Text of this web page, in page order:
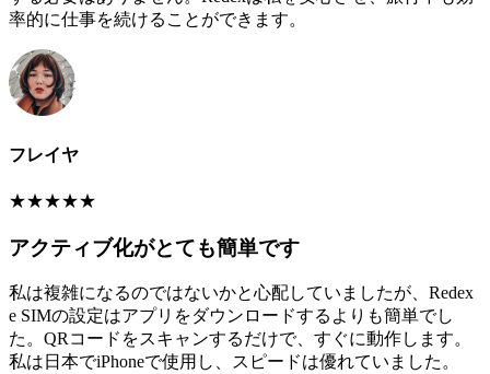
率的に仕事を続けることができます。
フレイヤ
★★★★★
アクティブ化がとても簡単です
私は複雑になるのではないかと心配していましたが、Redex
e SIMの設定はアプリをダウンロードするよりも簡単でし
た。QRコードをスキャンするだけで、すぐに動作します。
私は日本でiPhoneで使用し、スピードは優れていました。